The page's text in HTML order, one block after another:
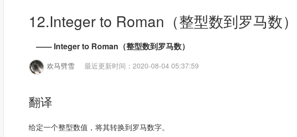
12.Integer to Roman（整型数到罗马数）
—— Integer to Roman（整型数到罗马数）
欢马劈雪 最近更新时间：2020-08-04 05:37:59
翻译
给定一个整型数值，将其转换到罗马数字。